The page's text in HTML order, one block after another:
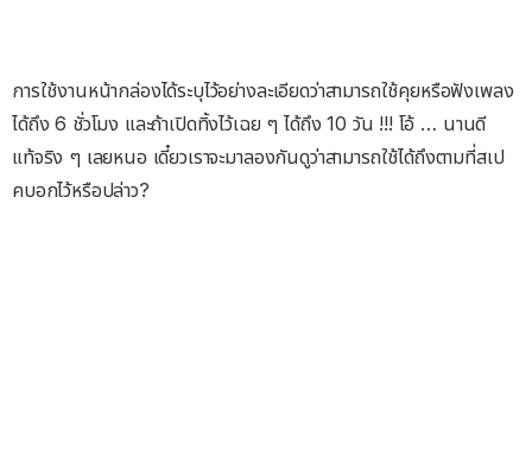
การใช้งานหน้ากล่องได้ระบุไว้อย่างละเอียดว่าสามารถใช้คุยหรือฟังเพลง
ได้ถึง 6 ชั่วโมง และถ้าเปิดทิ้งไว้เฉย ๆ ได้ถึง 10 วัน !!! โอ้ … นานดี
แท้จริง ๆ เลยหนอ เดี๋ยวเราจะมาลองกันดูว่าสามารถใช้ได้ถึงตามที่สเป
คบอกไว้หรือปล่าว?